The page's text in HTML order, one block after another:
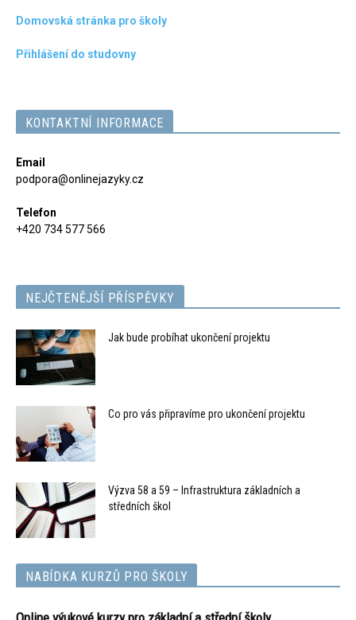
Domovská stránka pro školy
Přihlášení do studovny
KONTAKTNÍ INFORMACE
Email
podpora@onlinejazyky.cz
Telefon
+420 734 577 566
NEJČTENĚJŠÍ PŘÍSPĚVKY
Jak bude probíhat ukončení projektu
Co pro vás připravíme pro ukončení projektu
Výzva 58 a 59 – Infrastruktura základních a
středních škol
NABÍDKA KURZŮ PRO ŠKOLY